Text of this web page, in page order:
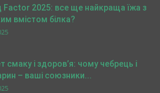
Factor 2025: все ще найкраща їжа з
вмістом білка?
смаку і здоров’я: чому чебрець і
– ваші союзники...